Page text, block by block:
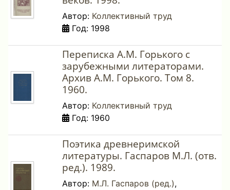
Автор: Коллективный труд
Год: 1998
Переписка А.М. Горького с
зарубежными литераторами.
Архив А.М. Горького. Том 8.
1960.
Автор: Коллективный труд
Год: 1960
Поэтика древнеримской
литературы. Гаспаров М.Л. (отв.
ред.). 1989.
Автор: М.Л. Гаспаров (ред.),